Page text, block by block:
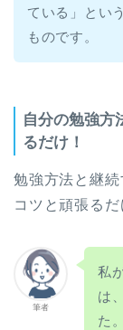
ている」とい
ものです。
自分の勉強方
るだけ！
勉強方法と継
コツと頑張るだ
筆者
私
は
た。